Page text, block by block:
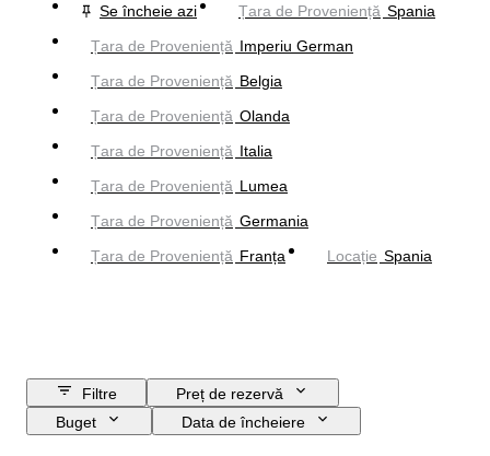
Se încheie azi
Țara de Proveniență Spania
Țara de Proveniență Imperiu German
Țara de Proveniență Belgia
Țara de Proveniență Olanda
Țara de Proveniență Italia
Țara de Proveniență Lumea
Țara de Proveniență Germania
Țara de Proveniență Franța Locație Spania
Filtre
Preț de rezervă
Buget
Data de încheiere